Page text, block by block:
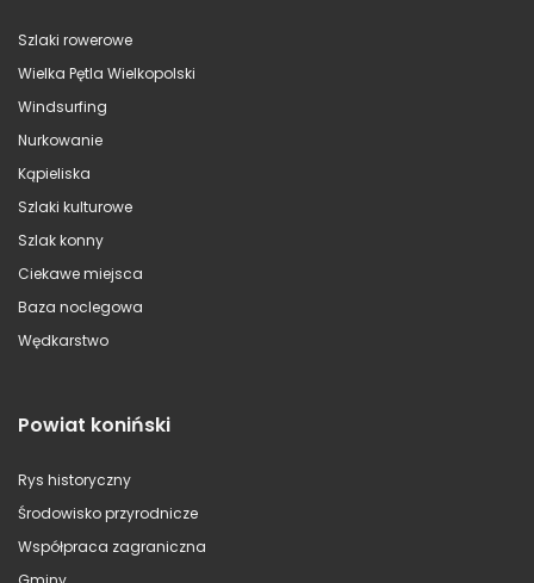
Szlaki rowerowe
Wielka Pętla Wielkopolski
Windsurfing
Nurkowanie
Kąpieliska
Szlaki kulturowe
Szlak konny
Ciekawe miejsca
Baza noclegowa
Wędkarstwo
Powiat koniński
Rys historyczny
Środowisko przyrodnicze
Współpraca zagraniczna